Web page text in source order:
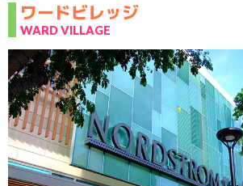
ワードビレッジ
WARD VILLAGE